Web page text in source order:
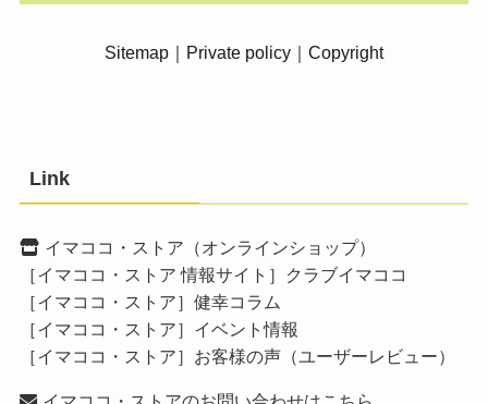
Sitemap ｜ Private policy ｜ Copyright
Link
イマココ・ストア（オンラインショップ）
［イマココ・ストア 情報サイト］クラブイマココ
［イマココ・ストア］健幸コラム
［イマココ・ストア］イベント情報
［イマココ・ストア］お客様の声（ユーザーレビュー）